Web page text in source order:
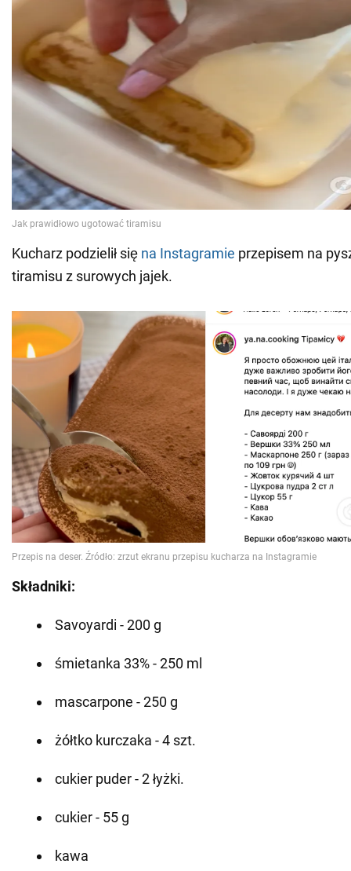
Kucharz podzielił się na Instagramie przepisem na
tiramisu z surowych jajek.
Składniki:
Savoyardi - 200 g
śmietanka 33% - 250 ml
mascarpone - 250 g
żółtko kurczaka - 4 szt.
cukier puder - 2 łyżki.
cukier - 55 g
kawa